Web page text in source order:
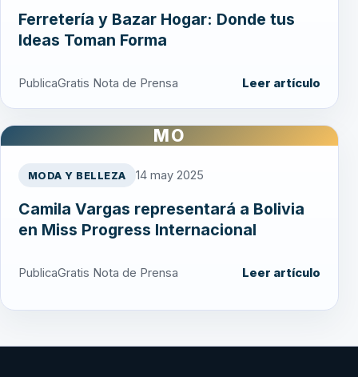
Ferretería y Bazar Hogar: Donde tus
Ideas Toman Forma
PublicaGratis Nota de Prensa Leer artículo
MO
MODA Y BELLEZA 14 may 2025
Camila Vargas representará a Bolivia
en Miss Progress Internacional
PublicaGratis Nota de Prensa Leer artículo